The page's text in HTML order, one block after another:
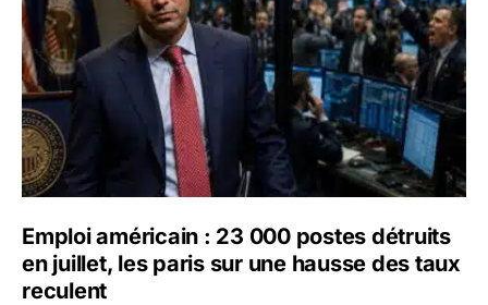
Emploi américain : 23 000 postes détruits
en juillet, les paris sur une hausse des taux
reculent